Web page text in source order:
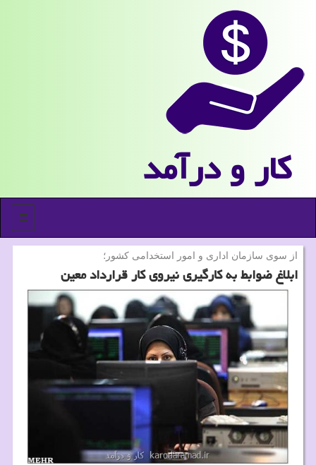
كار و درآمد
منو
از سوی سازمان اداری و امور استخدامی كشور؛
ابلاغ ضوابط به كارگیری نیروی كار قرارداد معین